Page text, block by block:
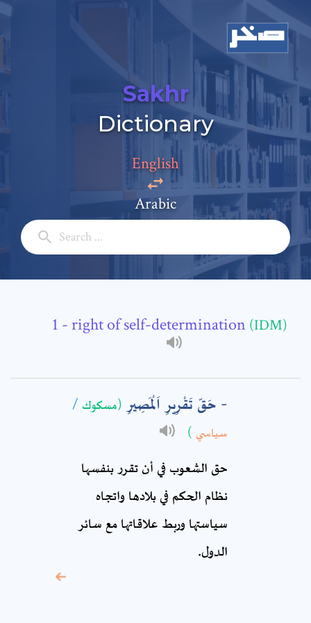
Sakhr
Dictionary
English
Arabic
- right of self-determination (IDM)
حَقّ تَقْرِيرِ اَلْمَصِيرِ (مسكوك /
سياسي )
حق الشعوب في أن تقرر بنفسها
نظام الحكم في بلادها واتجاه
سياستها وربط علاقاتها مع سائر
الدول.
Add a comment
Subject: *
required fields